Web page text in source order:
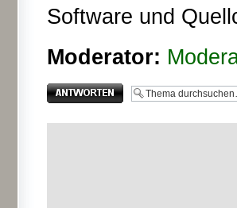
Software und
Moderator:
Antwort erstellen